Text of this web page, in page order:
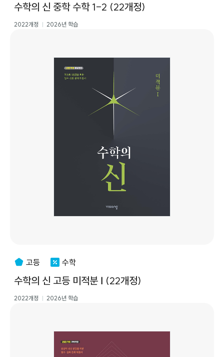
수학의 신 중학 수학 1-2 (22개정)
2022개정 2026년 학습
고등 수학
수학의 신 고등 미적분 Ⅰ (22개정)
2022개정 2026년 학습